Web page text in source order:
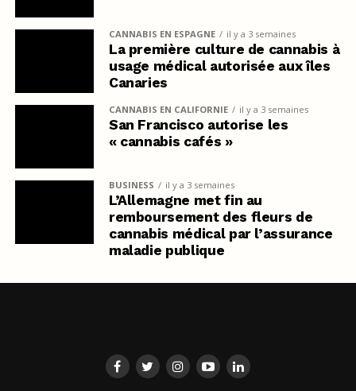
CANNABIS EN ESPAGNE il y a 3 semaines
La première culture de cannabis à
usage médical autorisée aux îles
Canaries
CANNABIS EN CALIFORNIE il y a 3 semaines
San Francisco autorise les
« cannabis cafés »
BUSINESS il y a 3 semaines
L’Allemagne met fin au
remboursement des fleurs de
cannabis médical par l’assurance
maladie publique